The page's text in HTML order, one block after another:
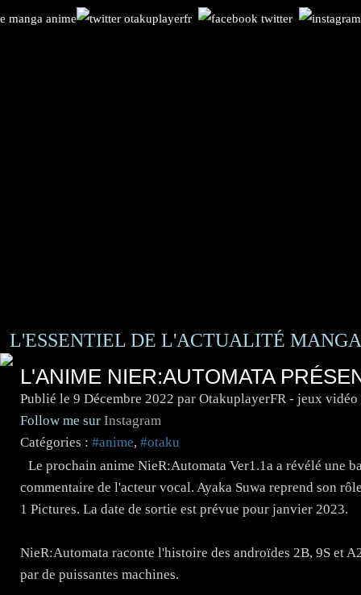
L'ESSENTIEL DE L'ACTUALITÉ
L'ANIME NIER:AUTOMATA
Publié le 9 Décembre 2022 par OtakuplayerFR - jeux vidéo
Follow me sur Instagram
Catégories : #anime, #otaku
Le prochain anime NieR:Automata Ver1.1a a révélé une
commentaire de l'acteur vocal. Ayaka Suwa reprend son
1 Pictures. La date de sortie est prévue pour janvier 2023.
NieR:Automata raconte l'histoire des androïdes 2B, 9S et
par de puissantes machines.